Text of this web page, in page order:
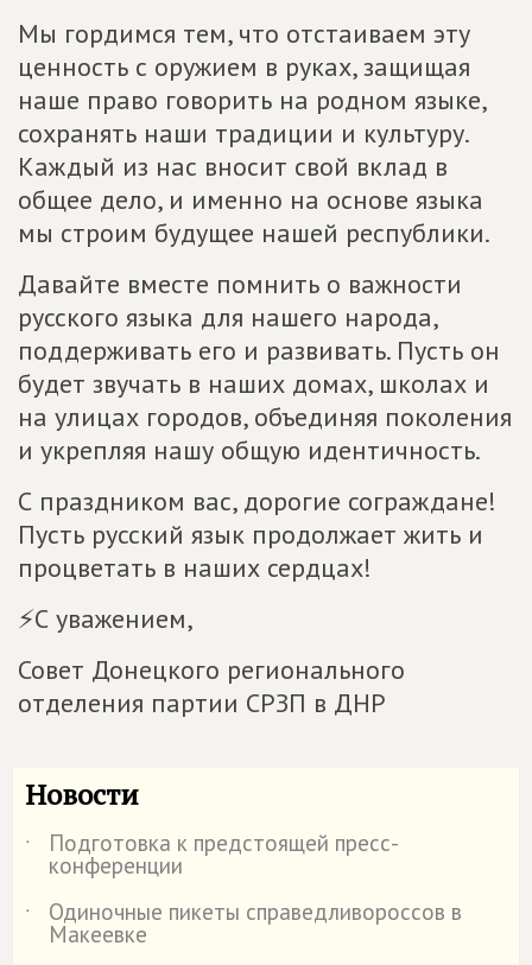
Мы гордимся тем, что отстаиваем эту
ценность с оружием в руках, защищая
наше право говорить на родном языке,
сохранять наши традиции и культуру.
Каждый из нас вносит свой вклад в
общее дело, и именно на основе языка
мы строим будущее нашей республики.
Давайте вместе помнить о важности
русского языка для нашего народа,
поддерживать его и развивать. Пусть он
будет звучать в наших домах, школах и
на улицах городов, объединяя поколения
и укрепляя нашу общую идентичность.
С праздником вас, дорогие сограждане!
Пусть русский язык продолжает жить и
процветать в наших сердцах!
⚡️С уважением,
Совет Донецкого регионального
отделения партии СРЗП в ДНР
Новости
˙ Подготовка к предстоящей пресс-
конференции
˙
Одиночные пикеты справедливороссов в
Макеевке